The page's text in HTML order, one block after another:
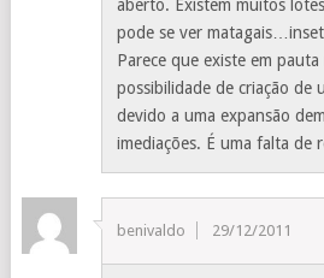
aberto. Existem muitos
pode se ver
Parece que existe em
possibilidade de criação de
devido a uma expansão
imediações. É uma falta de
benivaldo 29/12/2011